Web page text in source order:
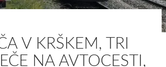
V KRŠKEM, TRI
NA AVTOCESTI,